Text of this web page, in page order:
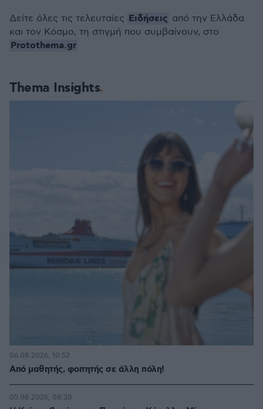
Thema Insights
Από μαθητής, φοιτητής σε άλλη πόλη!
06.08.2026, 10:52
05.08.2026, 08:38
Δείτε όλες τις τελευταίες Ειδήσεις από την Ελλάδα
και τον Κόσμο, τη στιγμή που συμβαίνουν, στο
Protothema.gr